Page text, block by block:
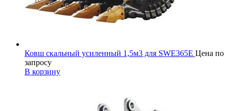
Ковш скальный усиленный 1,5м3 для SWE365E Цена по
запросу
В корзину